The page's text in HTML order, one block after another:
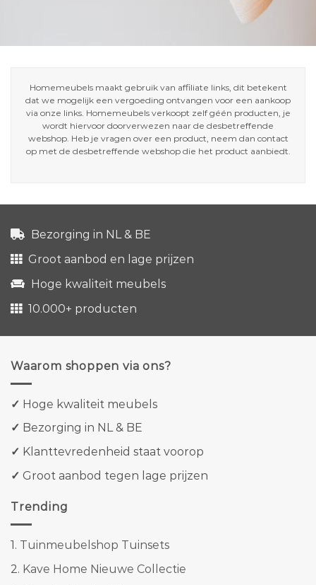
Homemeubels maakt gebruik van affiliate links, dit betekent
dat we mogelijk een vergoeding ontvangen voor een aankoop
via onze links. Homemeubels verkoopt zelf géén producten, je
wordt hiervoor doorverwezen naar de desbetreffende
webshop. Heb je vragen over een product, neem dan contact
op met de desbetreffende webshop die het product aanbiedt.
Bezorging in NL & BE
Groot aanbod en lage prijzen
Hoge kwaliteit meubels
10.000+ producten
Waarom shoppen via ons?
✓ Hoge kwaliteit meubels
✓ Bezorging in NL & BE
✓ Klanttevredenheid staat voorop
✓ Groot aanbod tegen lage prijzen
Trending
1. Tuinmeubelshop Tuinsets
2. Kave Home Nieuwe Collectie